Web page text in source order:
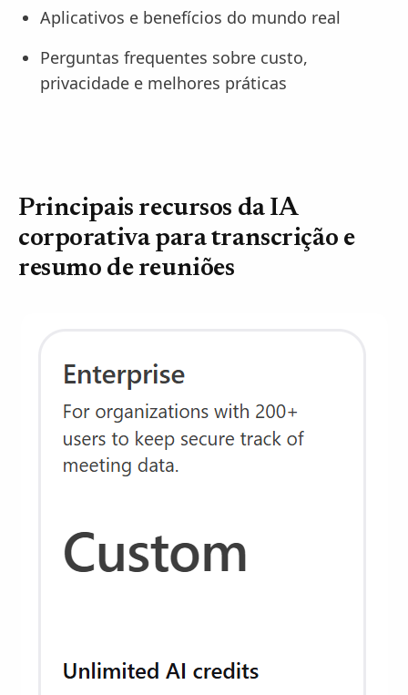
Aplicativos e benefícios do mundo real
Perguntas frequentes sobre custo,
privacidade e melhores práticas
Principais recursos da IA
corporativa para transcrição e
resumo de reuniões